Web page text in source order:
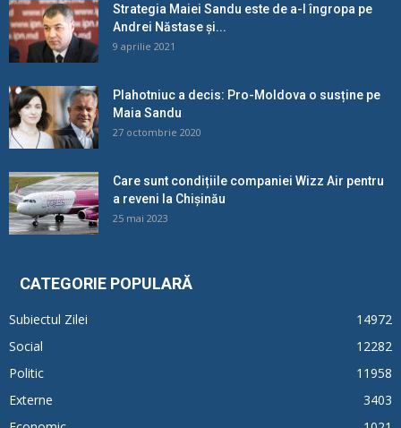
Strategia Maiei Sandu este de a-l îngropa pe
Andrei Năstase și...
9 aprilie 2021
Plahotniuc a decis: Pro-Moldova o susține pe
Maia Sandu
27 octombrie 2020
Care sunt condițiile companiei Wizz Air pentru
a reveni la Chișinău
25 mai 2023
CATEGORIE POPULARĂ
Subiectul Zilei
14972
Social
12282
Politic
11958
Externe
3403